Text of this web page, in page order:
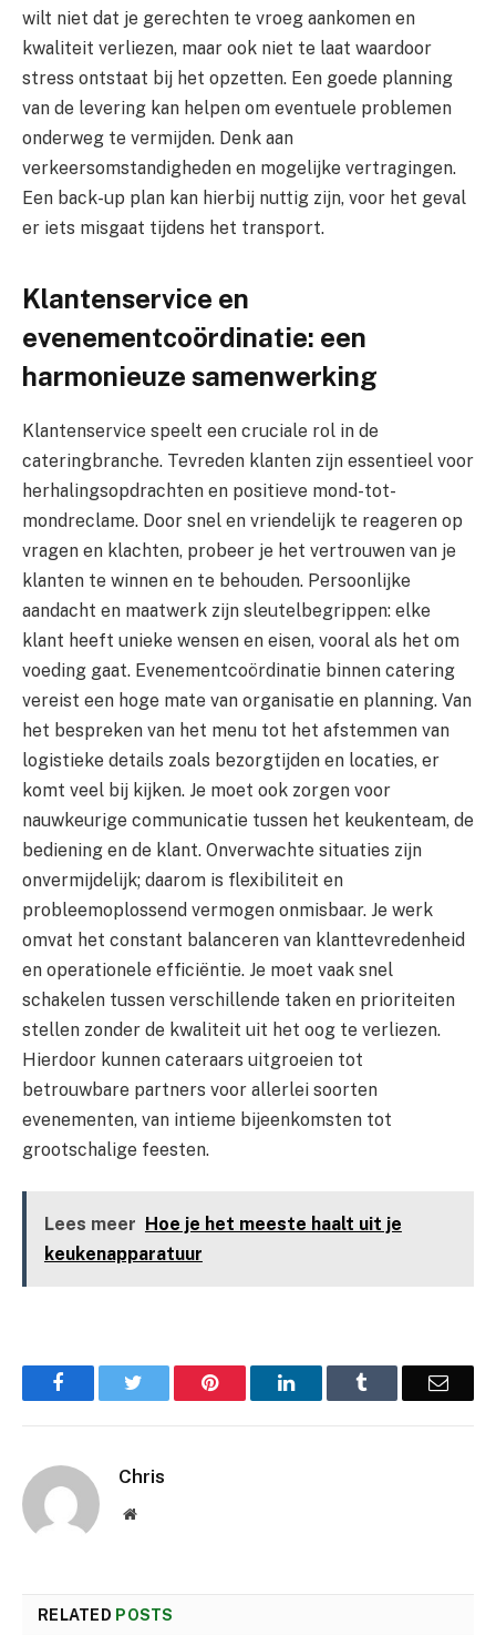
wilt niet dat je gerechten te vroeg aankomen en
kwaliteit verliezen, maar ook niet te laat waardoor
stress ontstaat bij het opzetten. Een goede planning
van de levering kan helpen om eventuele problemen
onderweg te vermijden. Denk aan
verkeersomstandigheden en mogelijke vertragingen.
Een back-up plan kan hierbij nuttig zijn, voor het geval
er iets misgaat tijdens het transport.
Klantenservice en
evenementcoördinatie: een
harmonieuze samenwerking
Klantenservice speelt een cruciale rol in de
cateringbranche. Tevreden klanten zijn essentieel voor
herhalingsopdrachten en positieve mond-tot-
mondreclame. Door snel en vriendelijk te reageren op
vragen en klachten, probeer je het vertrouwen van je
klanten te winnen en te behouden. Persoonlijke
aandacht en maatwerk zijn sleutelbegrippen: elke
klant heeft unieke wensen en eisen, vooral als het om
voeding gaat. Evenementcoördinatie binnen catering
vereist een hoge mate van organisatie en planning. Van
het bespreken van het menu tot het afstemmen van
logistieke details zoals bezorgtijden en locaties, er
komt veel bij kijken. Je moet ook zorgen voor
nauwkeurige communicatie tussen het keukenteam, de
bediening en de klant. Onverwachte situaties zijn
onvermijdelijk; daarom is flexibiliteit en
probleemoplossend vermogen onmisbaar. Je werk
omvat het constant balanceren van klanttevredenheid
en operationele efficiëntie. Je moet vaak snel
schakelen tussen verschillende taken en prioriteiten
stellen zonder de kwaliteit uit het oog te verliezen.
Hierdoor kunnen cateraars uitgroeien tot
betrouwbare partners voor allerlei soorten
evenementen, van intieme bijeenkomsten tot
grootschalige feesten.
Lees meer Hoe je het meeste haalt uit je
keukenapparatuur
Facebook Pinterest LinkedIn Email
Chris
Website
RELATED POSTS